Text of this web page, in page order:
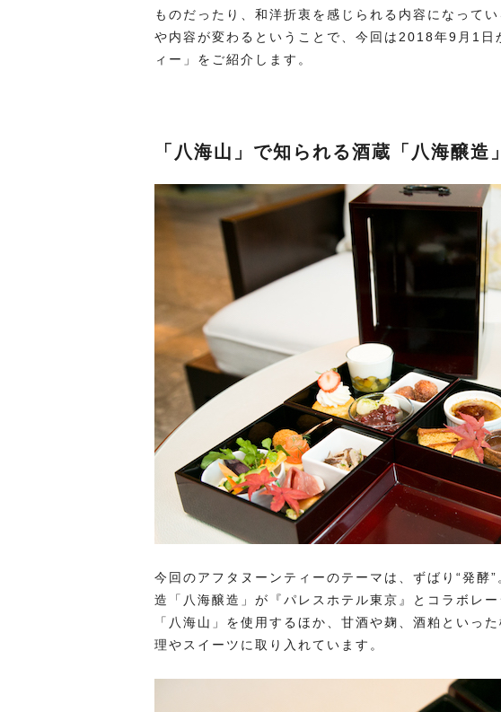
ものだったり、和洋折衷を感じられる内容になって
や内容が変わるということで、今回は2018年9月1日
ィー」をご紹介します。
「八海山」で知られる酒蔵「八海醸造
今回のアフタヌーンティーのテーマは、ずばり“発酵
造「八海醸造」が『パレスホテル東京』とコラボレ
「八海山」を使用するほか、甘酒や麹、酒粕といっ
理やスイーツに取り入れています。